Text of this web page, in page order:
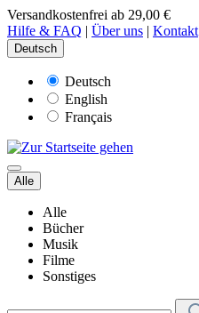
Versandkostenfrei ab 29,00 €
Hilfe & FAQ | Über uns | Kontakt
Deutsch
Deutsch
English
Français
Alle
Alle
Bücher
Musik
Filme
Sonstiges